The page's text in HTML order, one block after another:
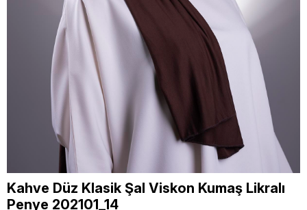
Kahve Düz Klasik Şal Viskon Kumaş Likralı
Penye 202101_14